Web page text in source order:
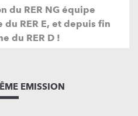
du RER NG équipe
RER E, et depuis fin
du RER D !
EMISSION